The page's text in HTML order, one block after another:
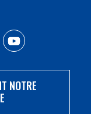
NOTRE